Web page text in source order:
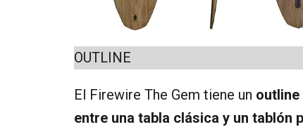
OUTLINE
El Firewire The Gem tiene un
entre una tabla clásica y un tablón